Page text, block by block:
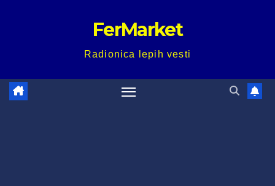
FerMarket
Radionica lepih vesti